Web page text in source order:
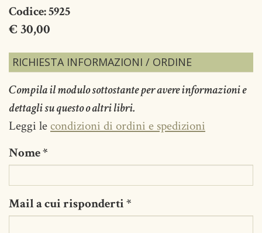
Codice:5925
€ 30,00
RICHIESTA INFORMAZIONI / ORDINE
Compila il modulo sottostante per avere informazioni e
dettagli su questo o altri libri.
Leggi lecondizioni di ordini e spedizioni
Nome*
Mail a cui risponderti*